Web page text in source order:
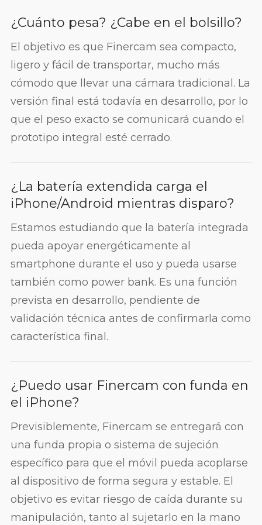
¿Cuánto pesa? ¿Cabe en el bolsillo?
El objetivo es que Finercam sea compacto,
ligero y fácil de transportar, mucho más
cómodo que llevar una cámara tradicional. La
versión final está todavía en desarrollo, por lo
que el peso exacto se comunicará cuando el
prototipo integral esté cerrado.
¿La batería extendida carga el
iPhone/Android mientras disparo?
Estamos estudiando que la batería integrada
pueda apoyar energéticamente al
smartphone durante el uso y pueda usarse
también como power bank. Es una función
prevista en desarrollo, pendiente de
validación técnica antes de confirmarla como
característica final.
¿Puedo usar Finercam con funda en
el iPhone?
Previsiblemente, Finercam se entregará con
una funda propia o sistema de sujeción
específico para que el móvil pueda acoplarse
al dispositivo de forma segura y estable. El
objetivo es evitar riesgo de caída durante su
manipulación, tanto al sujetarlo en la mano